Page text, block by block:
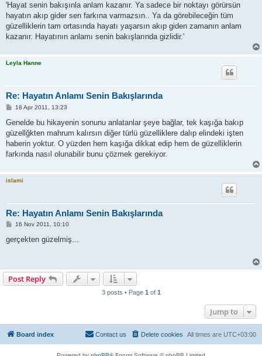
'Hayat senin bakışınla anlam kazanır. Ya sadece bir noktayı görürsün
hayatın akıp gider sen farkına varmazsın.. Ya da görebileceğin tüm
güzelliklerin tam ortasında hayatı yaşarsın akıp giden zamanın anlam
kazanır. Hayatının anlamı senin bakışlarında gizlidir.'
Leyla Hanne
Re: Hayatın Anlamı Senin Bakışlarında
P
s
18 Apr 2011, 13:23
Genelde bu hikayenin sonunu anlatanlar şeye bağlar, tek kaşığa bakıp
güzellğkten mahrum kalırsın diğer türlü güzelliklere dalıp elindeki işten
haberin yoktur. O yüzden hem kaşığa dikkat edip hem de güzelliklerin
farkında nasıl olunabilir bunu çözmek gerekiyor.
islami
Re: Hayatın Anlamı Senin Bakışlarında
P
s
16 Nov 2011, 10:10
gerçekten güzelmiş...
Post Reply
3 posts • Page 1 of 1
Jump to
Board index All times are UTC+03:00
Delete cookies
Contact us